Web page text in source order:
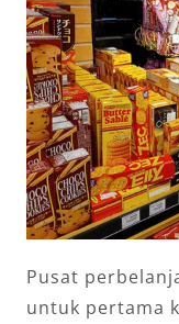
Pusat
untuk pertama